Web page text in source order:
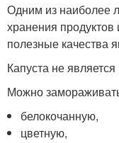
Одним из наиболее
хранения продуктов
полезные качества
Капуста не
Можно
белокочанную,
цветную,